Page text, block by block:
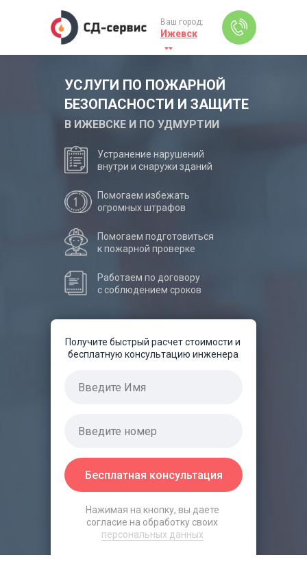
Ваш город:
Ижевск
УСЛУГИ ПО ПОЖАРНОЙ
БЕЗОПАСНОСТИ И ЗАЩИТЕ
В ИЖЕВСКЕ И ПО УДМУРТИИ
Устранение нарушений
внутри и снаружи зданий
Помогаем избежать
огромных штрафов
Помогаем подготовиться
к пожарной проверке
Работаем по договору
с соблюдением сроков
Бесплатная консультация
Получите быстрый расчет стоимости и
бесплатную консультацию инженера
Нажимая на кнопку, вы даете
согласие на обработку своих
персональных данных